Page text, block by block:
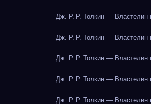
Дж. Р. Р. Толкин — Властелин
Дж. Р. Р. Толкин — Властелин
Дж. Р. Р. Толкин — Властелин
Дж. Р. Р. Толкин — Властелин
Дж. Р. Р. Толкин — Властелин